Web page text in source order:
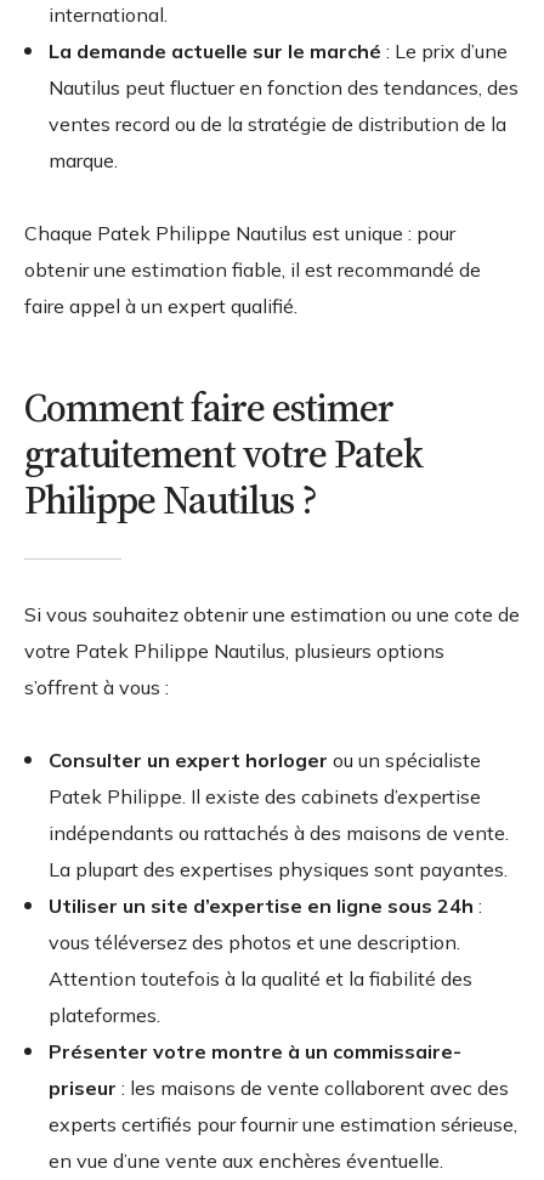
international.
La demande actuelle sur le marché : Le prix d’une
Nautilus peut fluctuer en fonction des tendances, des
ventes record ou de la stratégie de distribution de la
marque.
Chaque Patek Philippe Nautilus est unique : pour
obtenir une estimation fiable, il est recommandé de
faire appel à un expert qualifié.
Comment faire estimer
gratuitement votre Patek
Philippe Nautilus ?
Si vous souhaitez obtenir une estimation ou une cote de
votre Patek Philippe Nautilus, plusieurs options
s’offrent à vous :
Consulter un expert horloger ou un spécialiste
Patek Philippe. Il existe des cabinets d’expertise
indépendants ou rattachés à des maisons de vente.
La plupart des expertises physiques sont payantes.
Utiliser un site d’expertise en ligne sous 24h :
vous téléversez des photos et une description.
Attention toutefois à la qualité et la fiabilité des
plateformes.
Présenter votre montre à un commissaire-
priseur : les maisons de vente collaborent avec des
experts certifiés pour fournir une estimation sérieuse,
en vue d’une vente aux enchères éventuelle.